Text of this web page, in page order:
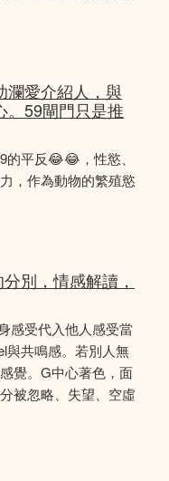
瀾愛介紹人，與
。59閘門只是推
平反😂😂，性慾、
，作為動物的繁殖慾
別，情感解讀，
感受代入他人感受當
與共鳴感。若別人無
覺。G中心著色，面
被忽略、失望、空虛